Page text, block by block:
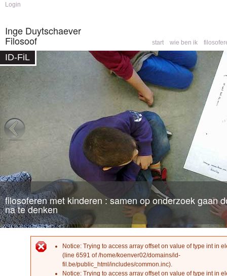
Skip to
Skip to
Login
Inge Duytschaever
Filosoof
Main menu
start wie ben ik
You are here
Home
ID-FiL
filosoferen met kinderen : samen op onderzoek gaan
na te denken
filosofische counseling: een partner om mee te
Error message
Notice: Trying to access array offset on value of type int in
(line 6591 of/home/koenver02/domains/id-
fil.be/public_html/includes/common.inc).
Notice: Trying to access array offset on value of type int in